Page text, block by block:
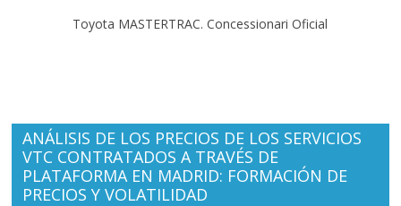
Toyota MASTERTRAC. Concessionari Oficial
ANÁLISIS DE LOS PRECIOS DE LOS SERVICIOS
VTC CONTRATADOS A TRAVÉS DE
PLATAFORMA EN MADRID: FORMACIÓN DE
PRECIOS Y VOLATILIDAD